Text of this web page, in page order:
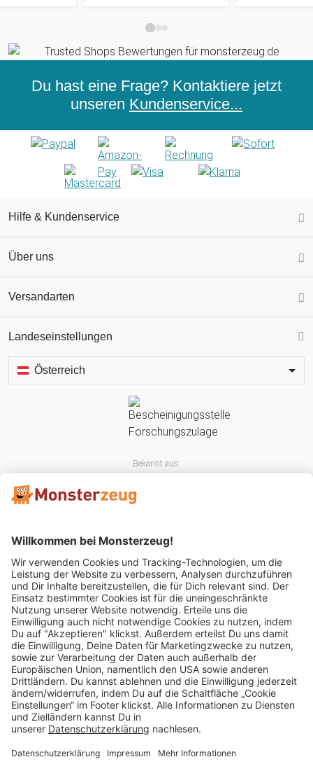
Du hast eine Frage? Kontaktiere jetzt
unseren Kundenservice...
Hilfe & Kundenservice
Über uns
Versandarten
Landeseinstellungen
Österreich
Bekannt aus:
Mitglied im:
Impressum AGB Widerrufsbelehrung